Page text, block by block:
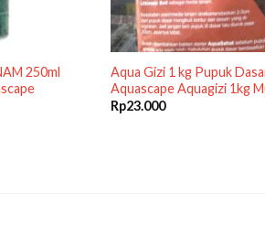
250ml
Aqua Gizi 1 kg Pupuk
Aquascape Aquagizi 1kg
Rp23.000